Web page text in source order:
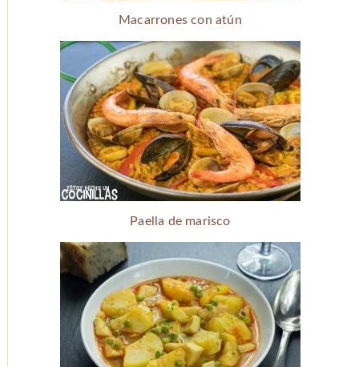
Macarrones con atún
Paella de marisco